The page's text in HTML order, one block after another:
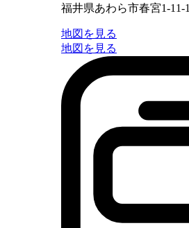
福井県あわら市春宮1-11-1
地図を見る
地図を見る